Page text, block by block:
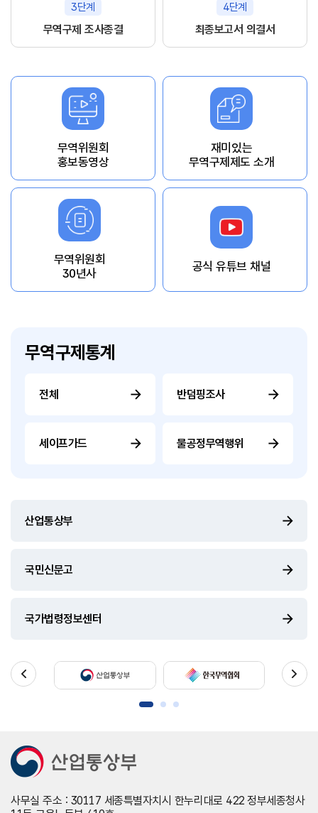
3단계
무역구제 조사종결
4단계
최종보고서 의결서
무역위원회
홍보동영상
재미있는
무역구제제도 소개
무역위원회
30년사
공식 유튜브 채널
무역구제통계
전체 반덤핑조사
세이프가드 불공정무역행위
산업통상부
국민신문고
국가법령정보센터
사무실 주소 : 30117 세종특별자치시 한누리대로 422 정부세종청사